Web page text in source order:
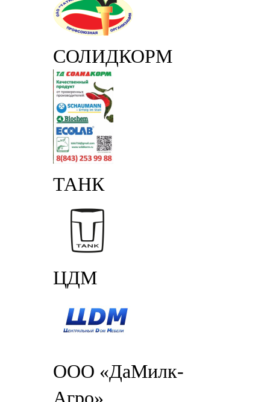
СОЛИДКОРМ
ТАНК
ЦДМ
ООО «ДаМилк-